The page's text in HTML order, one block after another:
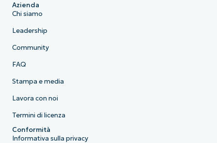
Azienda
Chi siamo
Leadership
Community
FAQ
Stampa e media
Lavora con noi
Termini di licenza
Conformità
Informativa sulla privacy